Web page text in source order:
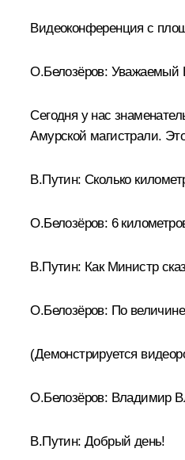
Видеоконференция с
О.Белозёров: Уважаемый
Сегодня у нас
Амурской магистрали.
В.Путин: Сколько
О.Белозёров: 6
В.Путин: Как Министр
О.Белозёров: По
(Демонстрируется
О.Белозёров: Владимир
В.Путин: Добрый день!